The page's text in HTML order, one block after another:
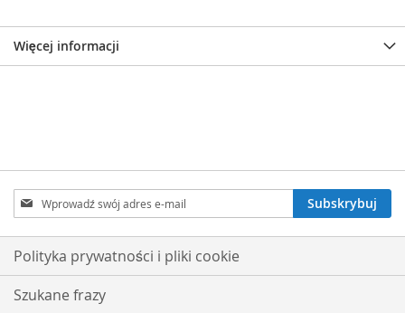
Więcej informacji
Subskrybuj
nasz
newsletter:
Subskrybuj
Polityka prywatności i pliki cookie
Szukane frazy